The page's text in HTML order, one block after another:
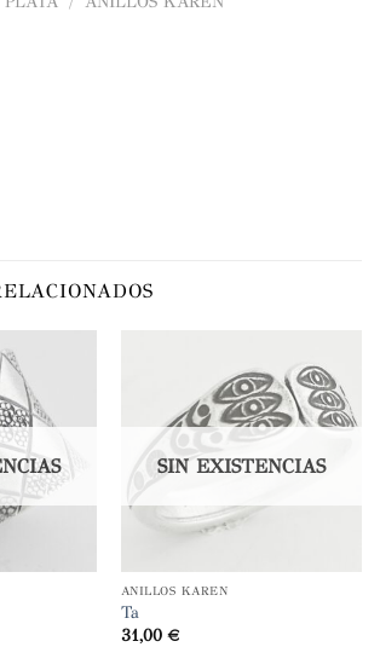
SIN EXISTENCIAS
ANILLOS KAREN
Ta
31,00 €